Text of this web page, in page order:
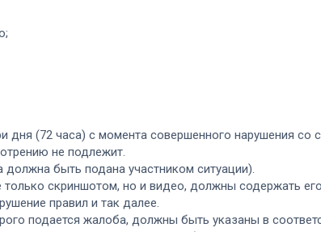
(72 часа) с момента совершенного нарушения со
не подлежит.
быть подана участником ситуации).
скриншотом, но и видео, должны содержать его.
правил и так далее.
подается жалоба, должны быть указаны в